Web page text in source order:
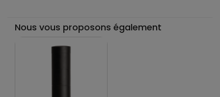
Nous vous proposons également